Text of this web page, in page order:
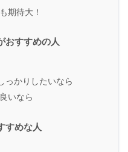
期待大！
おすすめの人
っかりしたいなら
いなら
すめな人